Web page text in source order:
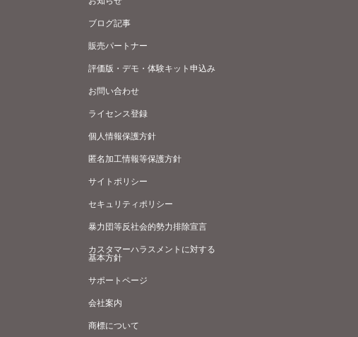
ブログ記事
販売パートナー
評価版・デモ・体験キット申込み
お問い合わせ
ライセンス登録
個人情報保護方針
匿名加工情報等保護方針
サイトポリシー
セキュリティポリシー
暴力団等反社会的勢力排除宣言
カスタマーハラスメントに対する
基本方針
サポートページ
会社案内
商標について